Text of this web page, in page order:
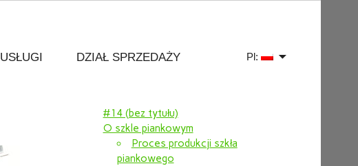
USŁUGI DZIAŁ SPRZEDAŻY Pl:
#14 (bez tytułu)
O szkle piankowym
Proces produkcji szkła
piankowego